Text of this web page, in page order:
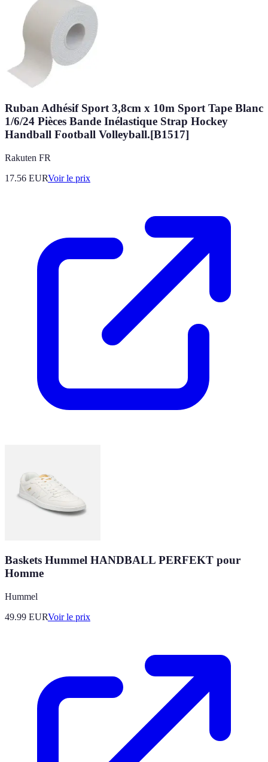
Ruban Adhésif Sport 3,8cm x 10m Sport Tape Blanc
1/6/24 Pièces Bande Inélastique Strap Hockey
Handball Football Volleyball.[B1517]
Rakuten FR
17.56 EURVoir le prix
Baskets Hummel HANDBALL PERFEKT pour
Homme
Hummel
49.99 EURVoir le prix